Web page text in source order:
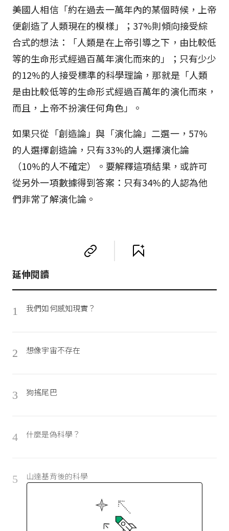
美國人相信「約在過去一萬年內的某個時候，上帝
便創造了人類現在的模樣」；37%則傾向接受綜
合式的想法：「人類是在上帝引導之下，由比較低
等的生命形式經過百萬年演化而來的」；只有少少
的12%的人接受標準的科學理論，那就是「人類
是由比較低等的生命形式經過百萬年的演化而來，
而且，上帝不扮演任何角色」。
如果只從「創造論」與「演化論」二選一，57%
的人選擇創造論，只有33%的人選擇演化論
（10%的人不確定）。要解釋這項結果，或許可
從另外一項數據得到答案：只有34%的人認為他
們非常了解演化論。
延伸閱讀
1 我們如何感知現實？
2 想像宇宙不存在
3 狗搖尾巴
4 什麼是偽科學？
5 山達基背後的科學